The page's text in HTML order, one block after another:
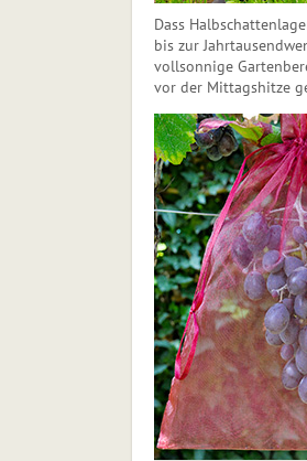
Dass
bis zur
vollsonnige
vor der Mittagshitze